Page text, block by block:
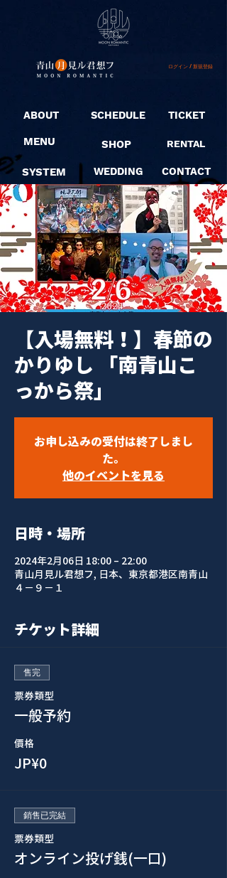
ログイン / 新規登録
ABOUT
MENU
SYSTEM
SCHEDULE
SHOP
WEDDING
TICKET
RENTAL
CONTACT
【入場無料！】春節の
かりゆし 「南青山こ
っから祭」
お申し込みの受付は終了しまし
た。
他のイベントを見る
日時・場所
2024年2月06日 18:00 – 22:00
青山月見ル君想フ, 日本、東京都港区南青山
４−９−１
チケット詳細
售完
票券類型
一般予約
價格
JP¥0
銷售已完結
票券類型
オンライン投げ銭(一口)